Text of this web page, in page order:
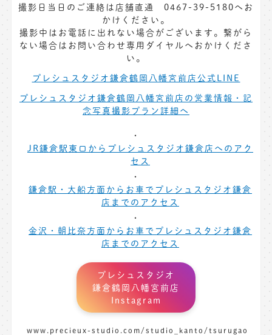
撮影日当日のご連絡は店舗直通 0467-39-5180へお
かけください。
撮影中はお電話に出れない場合がございます。繋がら
ない場合はお問い合わせ専用ダイヤルへおかけくださ
い。
プレシュスタジオ鎌倉鶴岡八幡宮前店公式LINE
プレシュスタジオ鎌倉鶴岡八幡宮前店の営業情報・記
念写真撮影プラン詳細へ
JR鎌倉駅東口からプレシュスタジオ鎌倉店へのアク
セス
鎌倉駅・大船方面からお車でプレシュスタジオ鎌倉
店までのアクセス
金沢・朝比奈方面からお車でプレシュスタジオ鎌倉
店までのアクセス
プレシュスタジオ
鎌倉鶴岡八幡宮前店
Instagram
www.precieux-studio.com/studio_kanto/tsurugao